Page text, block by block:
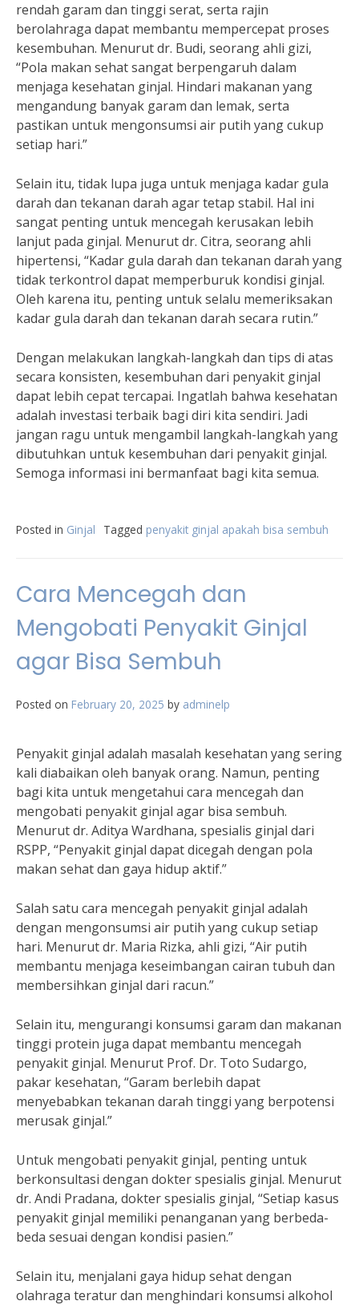
rendah garam dan tinggi serat, serta rajin
berolahraga dapat membantu mempercepat proses
kesembuhan. Menurut dr. Budi, seorang ahli gizi,
“Pola makan sehat sangat berpengaruh dalam
menjaga kesehatan ginjal. Hindari makanan yang
mengandung banyak garam dan lemak, serta
pastikan untuk mengonsumsi air putih yang cukup
setiap hari.”
Selain itu, tidak lupa juga untuk menjaga kadar gula
darah dan tekanan darah agar tetap stabil. Hal ini
sangat penting untuk mencegah kerusakan lebih
lanjut pada ginjal. Menurut dr. Citra, seorang ahli
hipertensi, “Kadar gula darah dan tekanan darah yang
tidak terkontrol dapat memperburuk kondisi ginjal.
Oleh karena itu, penting untuk selalu memeriksakan
kadar gula darah dan tekanan darah secara rutin.”
Dengan melakukan langkah-langkah dan tips di atas
secara konsisten, kesembuhan dari penyakit ginjal
dapat lebih cepat tercapai. Ingatlah bahwa kesehatan
adalah investasi terbaik bagi diri kita sendiri. Jadi
jangan ragu untuk mengambil langkah-langkah yang
dibutuhkan untuk kesembuhan dari penyakit ginjal.
Semoga informasi ini bermanfaat bagi kita semua.
Posted in Ginjal Tagged penyakit ginjal apakah bisa sembuh
Cara Mencegah dan
Mengobati Penyakit Ginjal
agar Bisa Sembuh
Posted on February 20, 2025 by adminelp
Penyakit ginjal adalah masalah kesehatan yang sering
kali diabaikan oleh banyak orang. Namun, penting
bagi kita untuk mengetahui cara mencegah dan
mengobati penyakit ginjal agar bisa sembuh.
Menurut dr. Aditya Wardhana, spesialis ginjal dari
RSPP, “Penyakit ginjal dapat dicegah dengan pola
makan sehat dan gaya hidup aktif.”
Salah satu cara mencegah penyakit ginjal adalah
dengan mengonsumsi air putih yang cukup setiap
hari. Menurut dr. Maria Rizka, ahli gizi, “Air putih
membantu menjaga keseimbangan cairan tubuh dan
membersihkan ginjal dari racun.”
Selain itu, mengurangi konsumsi garam dan makanan
tinggi protein juga dapat membantu mencegah
penyakit ginjal. Menurut Prof. Dr. Toto Sudargo,
pakar kesehatan, “Garam berlebih dapat
menyebabkan tekanan darah tinggi yang berpotensi
merusak ginjal.”
Untuk mengobati penyakit ginjal, penting untuk
berkonsultasi dengan dokter spesialis ginjal. Menurut
dr. Andi Pradana, dokter spesialis ginjal, “Setiap kasus
penyakit ginjal memiliki penanganan yang berbeda-
beda sesuai dengan kondisi pasien.”
Selain itu, menjalani gaya hidup sehat dengan
olahraga teratur dan menghindari konsumsi alkohol